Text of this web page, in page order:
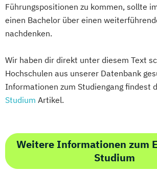
Führungspositionen zu kommen, sollte
einen Bachelor über einen
nachdenken.
Wir haben dir direkt unter diesem Text
Hochschulen aus unserer Datenbank
Informationen zum Studiengang findest
Studium Artikel.
Weitere Informationen zum
Studium